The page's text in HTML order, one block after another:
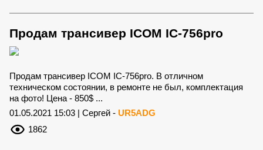
Продам трансивер ICOM IC-756pro
Продам трансивер ICOM IC-756pro. В отличном
техническом состоянии, в ремонте не был, комплектация
на фото! Цена - 850$ ...
01.05.2021 15:03 | Сергей - UR5ADG
1862